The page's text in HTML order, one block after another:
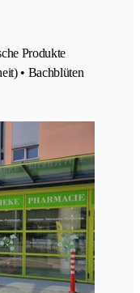
Produkte
• Bachblüten